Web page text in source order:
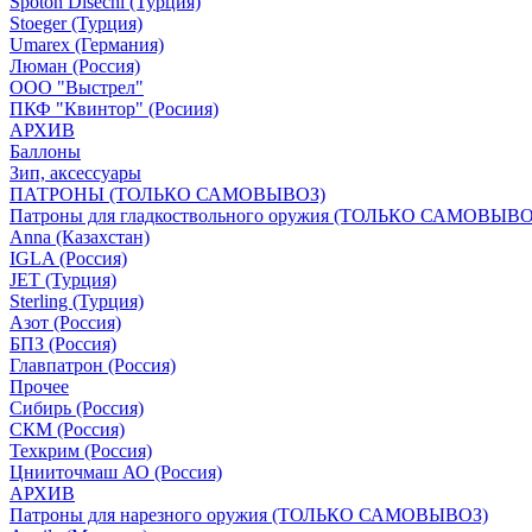
Stoeger (Турция)
Umarex (Германия)
Люман (Россия)
ООО "Выстрел"
ПКФ "Квинтор" (Росиия)
АРХИВ
Баллоны
Зип, аксессуары
ПАТРОНЫ (ТОЛЬКО САМОВЫВОЗ)
Патроны для гладкоствольного оружия (ТОЛЬКО
Anna (Казахстан)
IGLA (Россия)
JET (Турция)
Sterling (Турция)
Азот (Россия)
БПЗ (Россия)
Главпатрон (Россия)
Прочее
Сибирь (Россия)
СКМ (Россия)
Техкрим (Россия)
Цнииточмаш АО (Россия)
АРХИВ
Патроны для нарезного оружия (ТОЛЬКО САМОВЫВОЗ)